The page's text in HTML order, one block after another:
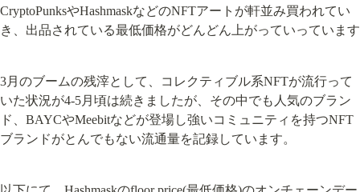
CryptoPunksやHashmaskなどのNFTアートが軒並み買われてい
き、出品されている最低価格がどんどん上がっていっています
3月のブームの残滓として、コレクティブル系NFTが流行って
いた状況が4-5月頃は続きましたが、その中でも人気のブラン
ド、BAYCやMeebitなどが登場し強いコミュニティを持つNFT
ブランドがとんでもない流通量を記録しています。